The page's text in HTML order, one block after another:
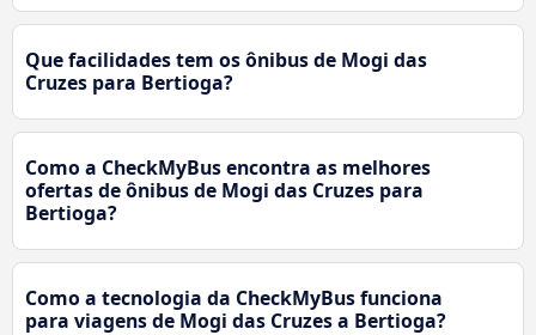
Que facilidades tem os ônibus de Mogi das
Cruzes para Bertioga?
Como a CheckMyBus encontra as melhores
ofertas de ônibus de Mogi das Cruzes para
Bertioga?
Como a tecnologia da CheckMyBus funciona
para viagens de Mogi das Cruzes a Bertioga?